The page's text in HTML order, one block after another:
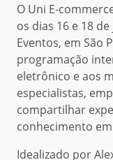
O Uni E-
os dias 16 e 18
Eventos, em São
programação
eletrônico e aos
especialistas,
compartilhar
conhecimento
Idealizado por